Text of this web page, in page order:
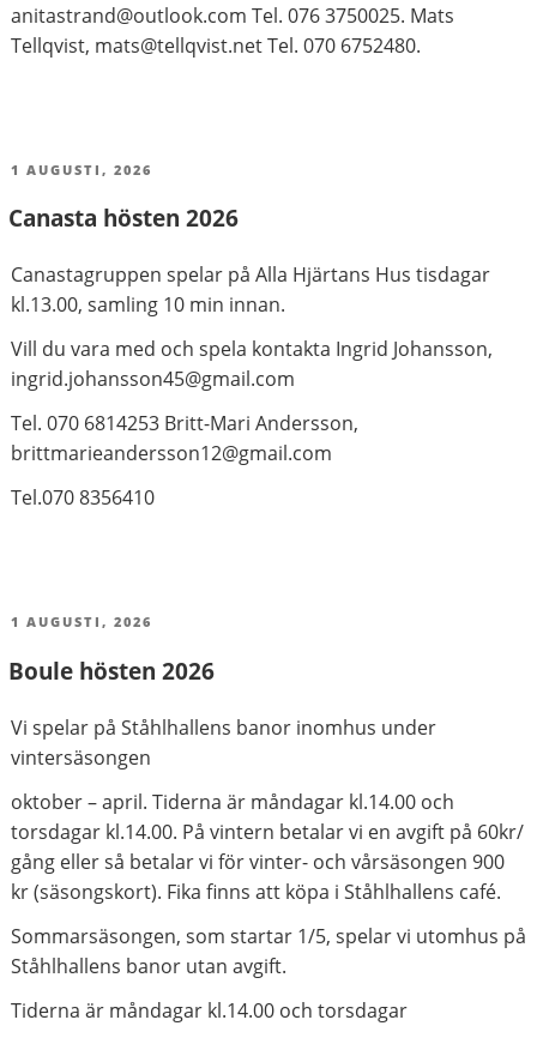
anitastrand@outlook.com Tel. 076 3750025. Mats
Tellqvist, mats@tellqvist.net Tel. 070 6752480.
PUBLICERAT
1 AUGUSTI, 2026
Canasta hösten 2026
Canastagruppen spelar på Alla Hjärtans Hus tisdagar
kl.13.00, samling 10 min innan.
Vill du vara med och spela kontakta Ingrid Johansson,
ingrid.johansson45@gmail.com
Tel. 070 6814253 Britt-Mari Andersson,
brittmarieandersson12@gmail.com
Tel.070 8356410
PUBLICERAT
1 AUGUSTI, 2026
Boule hösten 2026
Vi spelar på Ståhlhallens banor inomhus under
vintersäsongen
oktober – april. Tiderna är måndagar kl.14.00 och
torsdagar kl.14.00. På vintern betalar vi en avgift på 60kr/
gång eller så betalar vi för vinter- och vårsäsongen 900
kr (säsongskort). Fika finns att köpa i Ståhlhallens café.
Sommarsäsongen, som startar 1/5, spelar vi utomhus på
Ståhlhallens banor utan avgift.
Tiderna är måndagar kl.14.00 och torsdagar